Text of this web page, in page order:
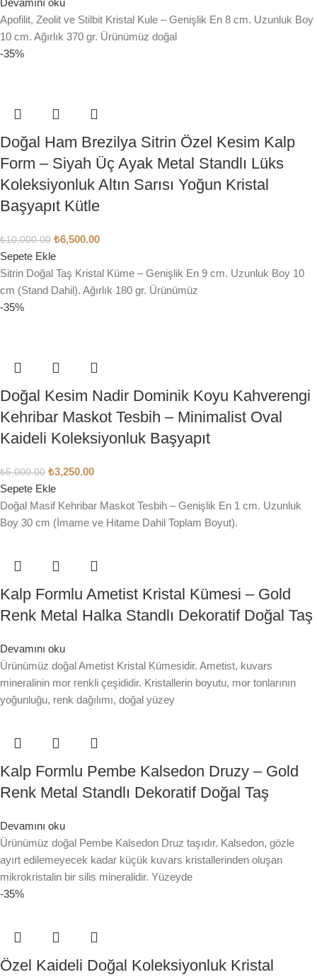
Devamını oku
Apofilit, Zeolit ve Stilbit Kristal Kule – Genişlik En 8 cm. Uzunluk Boy
10 cm. Ağırlık 370 gr. Ürünümüz doğal
-35%
Doğal Ham Brezilya Sitrin Özel Kesim Kalp
Form – Siyah Üç Ayak Metal Standlı Lüks
Koleksiyonluk Altın Sarısı Yoğun Kristal
Başyapıt Kütle
₺10,000.00 ₺6,500.00
Sepete Ekle
Sitrin Doğal Taş Kristal Küme – Genişlik En 9 cm. Uzunluk Boy 10
cm (Stand Dahil). Ağırlık 180 gr. Ürünümüz
-35%
Doğal Kesim Nadir Dominik Koyu Kahverengi
Kehribar Maskot Tesbih – Minimalist Oval
Kaideli Koleksiyonluk Başyapıt
₺5,000.00 ₺3,250.00
Sepete Ekle
Doğal Masif Kehribar Maskot Tesbih – Genişlik En 1 cm. Uzunluk
Boy 30 cm (İmame ve Hitame Dahil Toplam Boyut).
Kalp Formlu Ametist Kristal Kümesi – Gold
Renk Metal Halka Standlı Dekoratif Doğal Taş
Devamını oku
Ürünümüz doğal Ametist Kristal Kümesidir. Ametist, kuvars
mineralinin mor renkli çeşididir. Kristallerin boyutu, mor tonlarının
yoğunluğu, renk dağılımı, doğal yüzey
Kalp Formlu Pembe Kalsedon Druzy – Gold
Renk Metal Standlı Dekoratif Doğal Taş
Devamını oku
Ürünümüz doğal Pembe Kalsedon Druz taşıdır. Kalsedon, gözle
ayırt edilemeyecek kadar küçük kuvars kristallerinden oluşan
mikrokristalin bir silis mineralidir. Yüzeyde
-35%
Özel Kaideli Doğal Koleksiyonluk Kristal